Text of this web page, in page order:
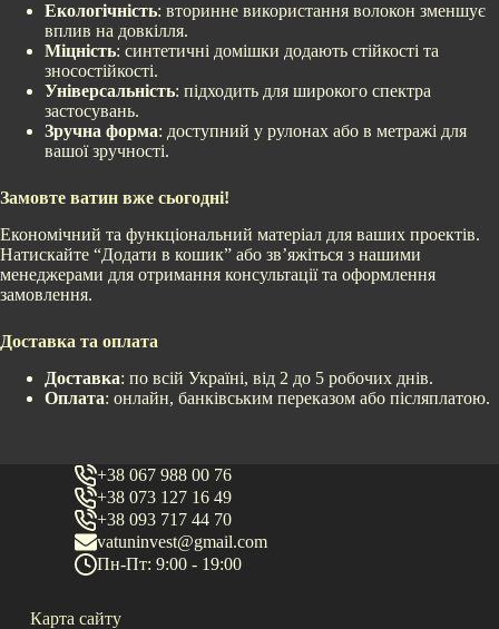
Екологічність: вторинне використання волокон зменшує
вплив на довкілля.
Міцність: синтетичні домішки додають стійкості та
зносостійкості.
Універсальність: підходить для широкого спектра
застосувань.
Зручна форма: доступний у рулонах або в метражі для
вашої зручності.
Замовте ватин вже сьогодні!
Економічний та функціональний матеріал для ваших проектів.
Натискайте “Додати в кошик” або зв’яжіться з нашими
менеджерами для отримання консультації та оформлення
замовлення.
Доставка та оплата
Доставка: по всій Україні, від 2 до 5 робочих днів.
Оплата: онлайн, банківським переказом або післяплатою.
+38 067 988 00 76
+38 073 127 16 49
+38 093 717 44 70
vatuninvest@gmail.com
Пн-Пт: 9:00 - 19:00
Карта сайту